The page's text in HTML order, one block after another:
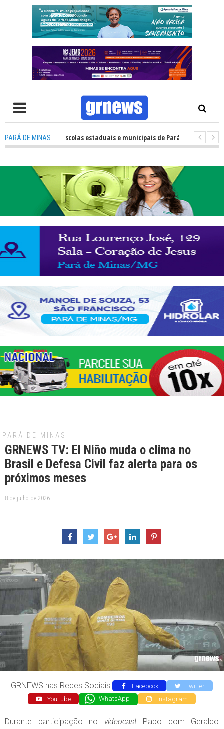
PARÁ DE MINASdas escolas estaduais e municipais de Pará de Minas no IDEB
PARÁ DE MINAS
GRNEWS TV: El Niño muda o clima no
Brasil e Defesa Civil faz alerta para os
próximos meses
8 de julho de 2026
GRNEWS nas Redes Sociais Facebook
Twitter
YouTube
WhatsApp Instagram
Durante participação no videocastPapo com Geraldo